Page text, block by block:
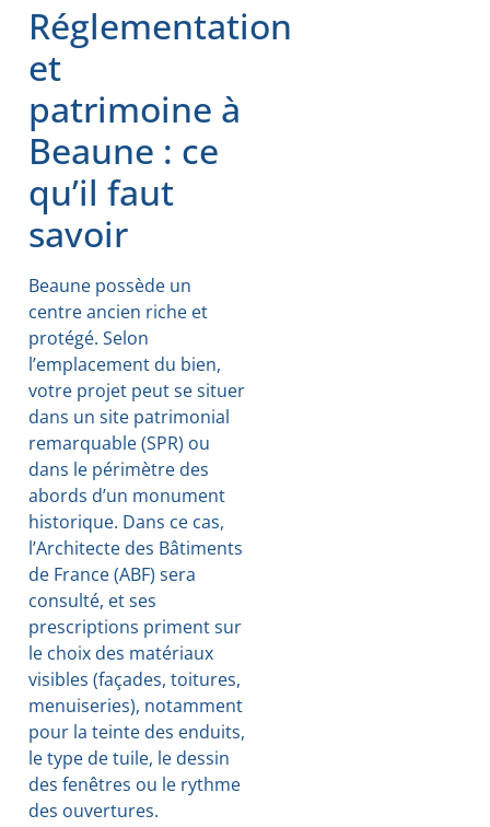
Réglementation
et
patrimoine à
Beaune : ce
qu’il faut
savoir
Beaune possède un
centre ancien riche et
protégé. Selon
l’emplacement du bien,
votre projet peut se situer
dans un site patrimonial
remarquable (SPR) ou
dans le périmètre des
abords d’un monument
historique. Dans ce cas,
l’Architecte des Bâtiments
de France (ABF) sera
consulté, et ses
prescriptions priment sur
le choix des matériaux
visibles (façades, toitures,
menuiseries), notamment
pour la teinte des enduits,
le type de tuile, le dessin
des fenêtres ou le rythme
des ouvertures.